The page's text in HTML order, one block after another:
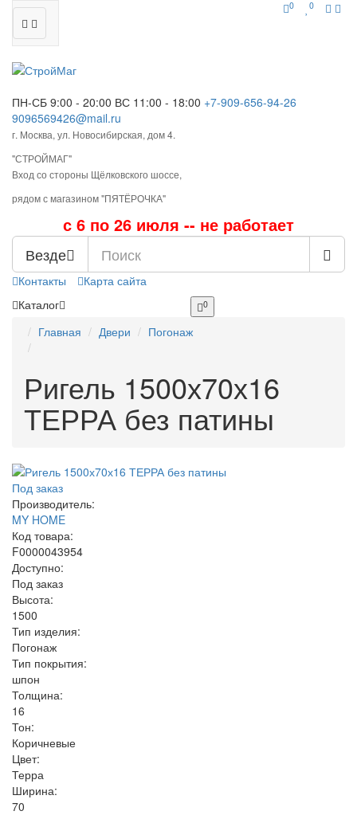
0 0
ПН-СБ 9:00 - 20:00 ВС 11:00 - 18:00 +7-909-656-94-26
9096569426@mail.ru
г. Москва, ул. Новосибирская, дом 4.
"СТРОЙМАГ"
Вход со стороны Щёлковского шоссе,
рядом с магазином "ПЯТЁРОЧКА"
с 6 по 26 июля -- не работает
Везде
Контакты
Карта сайта
Каталог
0
Главная Двери Погонаж
Ригель 1500х70х16
ТЕРРА без патины
Под заказ
Производитель:
MY HOME
Код товара:
F0000043954
Доступно:
Под заказ
Высота:
1500
Тип изделия:
Погонаж
Тип покрытия:
шпон
Толщина:
16
Тон:
Коричневые
Цвет:
Терра
Ширина:
70